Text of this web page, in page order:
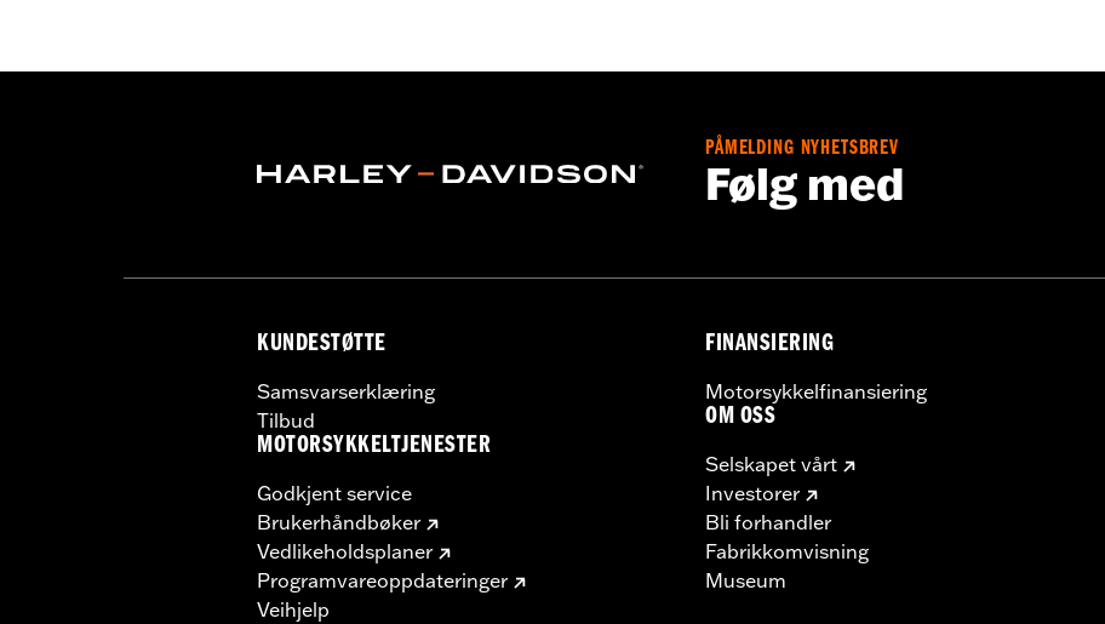
In the Box:Cam Cover Only
Removing and installing engine covers may require purchase of new gaskets. See dealer
PÅMELDING NYHETSBREV
Følg med
KUNDESTØTTE
Samsvarserklæring
Tilbud
MOTORSYKKELTJENESTER
Godkjent service
Brukerhåndbøker
Vedlikeholdsplaner
Programvareoppdateringer
Veihjelp
FINANSIERING
Motorsykkelfinansiering
OM OSS
Selskapet vårt
Investorer
Bli forhandler
Fabrikkomvisning
Museum